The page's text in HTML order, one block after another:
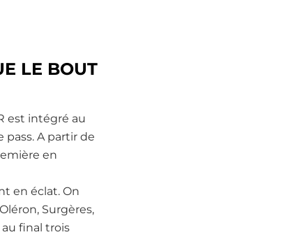
LE BOUT
est intégré au
pass. A partir de
en
en éclat. On
Surgères,
final trois